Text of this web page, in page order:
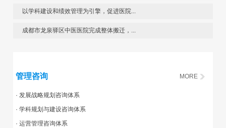
以学科建设和绩效管理为引擎，促进医院...
成都市龙泉驿区中医医院完成整体搬迁，...
管理咨询 MORE
· 发展战略规划咨询体系
· 学科规划与建设咨询体系
· 运营管理咨询体系